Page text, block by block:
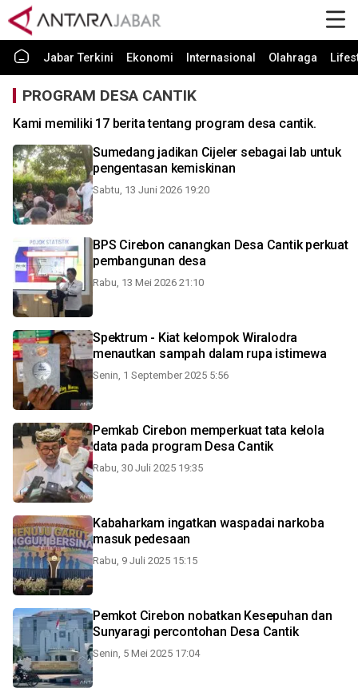
Jabar Terkini Ekonomi Internasional Olahraga
PROGRAM DESA CANTIK
Kami memiliki 17 berita tentang program desa cantik.
Sumedang jadikan Cijeler sebagai lab untuk
pengentasan kemiskinan
Sabtu, 13 Juni 2026 19:20
BPS Cirebon canangkan Desa Cantik perkuat
pembangunan desa
Rabu, 13 Mei 2026 21:10
Spektrum - Kiat kelompok Wiralodra
menautkan sampah dalam rupa istimewa
Senin, 1 September 2025 5:56
Pemkab Cirebon memperkuat tata kelola
data pada program Desa Cantik
Rabu, 30 Juli 2025 19:35
Kabaharkam ingatkan waspadai narkoba
masuk pedesaan
Rabu, 9 Juli 2025 15:15
Pemkot Cirebon nobatkan Kesepuhan dan
Sunyaragi percontohan Desa Cantik
Senin, 5 Mei 2025 17:04